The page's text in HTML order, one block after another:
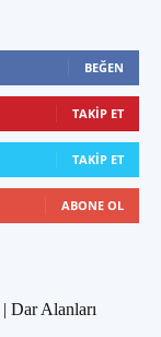
BEĞEN
TAKIP ET
TAKIP ET
ABONE OL
Dar Alanları